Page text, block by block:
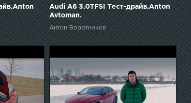
Audi A6 3.0TFSI Тест-драйв.Anton
Avtoman.
Антон Воротников